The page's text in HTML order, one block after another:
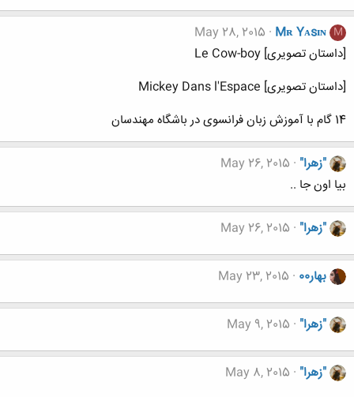
M
Mʀ Yᴀsɪɴ
May 28, 2015
[داستان تصویری] Le Cow-boy
[داستان تصویری] Mickey Dans l'Espace
14 گام با آموزش زبان فرانسوی در باشگاه مهندسان
"زهرا" May 26, 2015
بیا اون جا ..
"زهرا" May 26, 2015
بهار00 May 23, 2015
"زهرا" May 9, 2015
"زهرا" May 8, 2015